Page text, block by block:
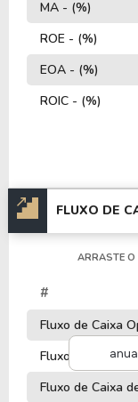
MA - (%)
ROE - (%)
EOA - (%)
ROIC - (%)
FLUXO DE
ARRASTE
#
Fluxo de Caixa
Fluxo de Caixa
Fluxo de Caixa